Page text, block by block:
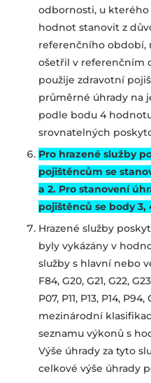
odbornosti, u
hodnot stanovit z
referenčního období,
ošetřil v referenčním
použije zdravotní
průměrné úhrady na
podle bodu 4
srovnatelných
Pro hrazené služby
pojištěncům se
a 2. Pro stanovení
pojištěnců se body 3,
Hrazené služby
byly vykázány v
služby s hlavní nebo
F84, G20, G21, G22,
P07, P11, P13, P14,
mezinárodní
seznamu výkonů s
Výše úhrady za tyto
celkové výše úhrady